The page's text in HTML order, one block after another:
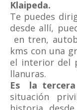
Klaipeda.
Te puedes
desde allí,
en tren,
kms con una
el interior del
llanuras.
Es la tercera
situación